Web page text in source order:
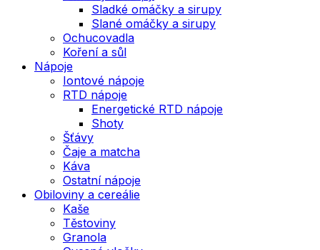
Sladké omáčky a sirupy
Slané omáčky a sirupy
Ochucovadla
Koření a sůl
Nápoje
Iontové nápoje
RTD nápoje
Energetické RTD nápoje
Shoty
Šťávy
Čaje a matcha
Káva
Ostatní nápoje
Obiloviny a cereálie
Kaše
Těstoviny
Granola